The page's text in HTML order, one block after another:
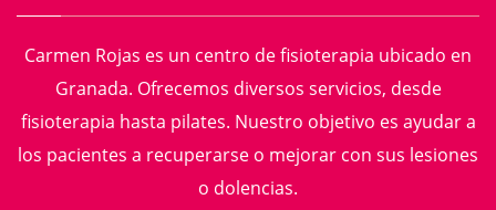
Carmen Rojas es un centro de fisioterapia ubicado en
Granada. Ofrecemos diversos servicios, desde
fisioterapia hasta pilates. Nuestro objetivo es ayudar a
los pacientes a recuperarse o mejorar con sus lesiones
o dolencias.